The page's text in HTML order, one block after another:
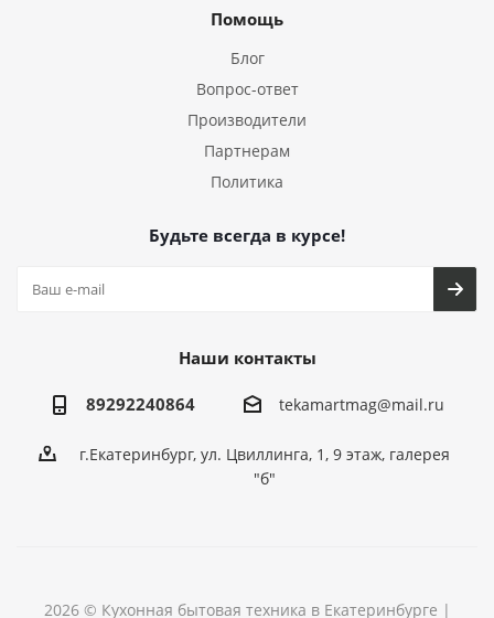
Помощь
Блог
Вопрос-ответ
Производители
Партнерам
Политика
Будьте всегда в курсе!
Наши контакты
89292240864 tekamartmag@mail.ru
г.Екатеринбург, ул. Цвиллинга, 1, 9 этаж, галерея
"б"
2026 © Кухонная бытовая техника в Екатеринбурге |